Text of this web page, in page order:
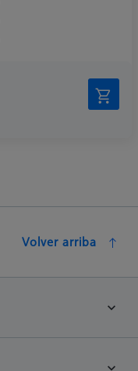
Volver arriba